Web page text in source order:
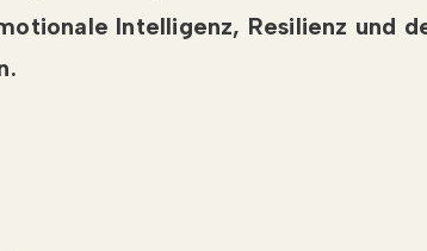
Intelligenz, Resilienz und